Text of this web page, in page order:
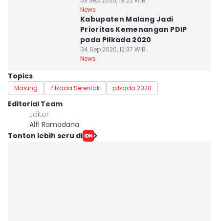
News
Kabupaten Malang Jadi
Prioritas Kemenangan PDIP
pada Pilkada 2020
04 Sep 2020, 12:37 WIB
News
Topics
Malang Pilkada Serentak pilkada 2020
Editorial Team
Editor
Alfi Ramadana
Tonton lebih seru di